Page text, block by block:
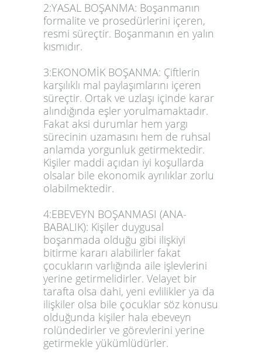
2:YASAL BOŞANMA: Boşanmanın
formalite ve prosedürlerini içeren,
resmi süreçtir. Boşanmanın en yalın
kısmıdır.
3:EKONOMİK BOŞANMA: Çiftlerin
karşılıklı mal paylaşımlarını içeren
süreçtir. Ortak ve uzlaşı içinde karar
alındığında eşler yorulmamaktadır.
Fakat aksi durumlar hem yargı
sürecinin uzamasını hem de ruhsal
anlamda yorgunluk getirmektedir.
Kişiler maddi açıdan iyi koşullarda
olsalar bile ekonomik ayrılıklar zorlu
olabilmektedir.
4:EBEVEYN BOŞANMASI (ANA-
BABALIK): Kişiler duygusal
boşanmada olduğu gibi ilişkiyi
bitirme kararı alabilirler fakat
çocukların varlığında aile işlevlerini
yerine getirmelidirler. Velayet bir
tarafta olsa dahi, yeni evlilikler ya da
ilişkiler olsa bile çocuklar söz konusu
olduğunda kişiler hala ebeveyn
rolündedirler ve görevlerini yerine
getirmekle yükümlüdürler.